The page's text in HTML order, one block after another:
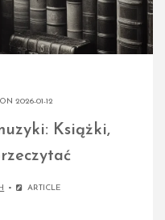
ON 2026-01-12
Książki,
ARTICLE